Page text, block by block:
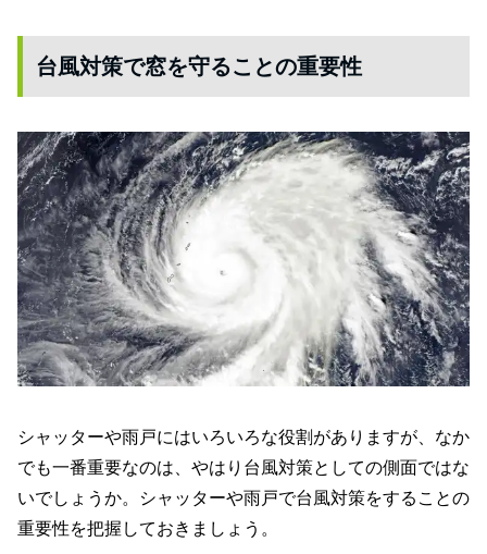
台風対策で窓を守ることの重要性
シャッターや雨戸にはいろいろな役割がありますが、なか
でも一番重要なのは、やはり台風対策としての側面ではな
いでしょうか。シャッターや雨戸で台風対策をすることの
重要性を把握しておきましょう。